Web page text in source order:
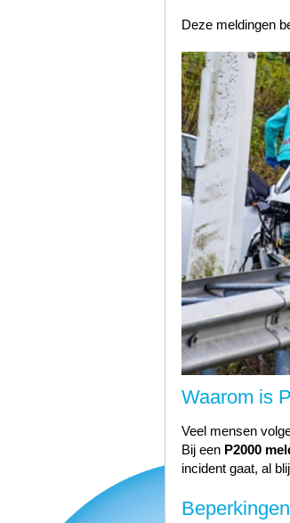
Deze meldingen
Waarom is
Veel mensen
Bij een P2000
incident gaat, al